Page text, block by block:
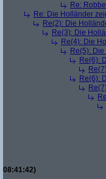
Re:
Re: Die Holländer
Re(2): Die
Re(3): Die
Re(4): Die
Re(5):
Re(6):
Re(6):
08:41:42)